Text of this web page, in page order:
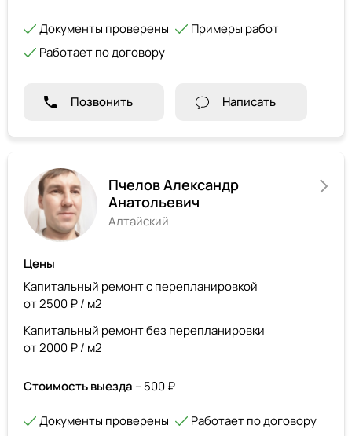
Документы проверены
Примеры работ
Работает по договору
Позвонить Написать
Пчелов Александр
Анатольевич
Алтайский
Цены
Капитальный ремонт с перепланировкой
от 2500 ₽ / м2
Капитальный ремонт без перепланировки
от 2000 ₽ / м2
Стоимость выезда – 500 ₽
Документы проверены Работает по договору